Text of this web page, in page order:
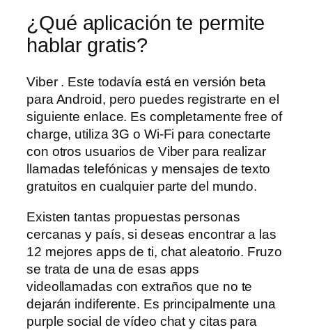
¿Qué aplicación te permite
hablar gratis?
Viber . Este todavía está en versión beta
para Android, pero puedes registrarte en el
siguiente enlace. Es completamente free of
charge, utiliza 3G o Wi-Fi para conectarte
con otros usuarios de Viber para realizar
llamadas telefónicas y mensajes de texto
gratuitos en cualquier parte del mundo.
Existen tantas propuestas personas
cercanas y país, si deseas encontrar a las
12 mejores apps de ti, chat aleatorio. Fruzo
se trata de una de esas apps
videollamadas con extraños que no te
dejarán indiferente. Es principalmente una
purple social de vídeo chat y citas para